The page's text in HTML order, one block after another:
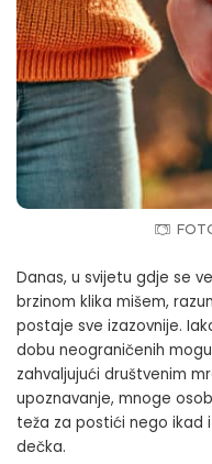
Danas, u svijetu gdje se
brzinom klika mišem,
postaje sve izazovnije.
dobu neograničenih
zahvaljujući društvenim
upoznavanje, mnoge
teža za postići nego ikad
dečka.